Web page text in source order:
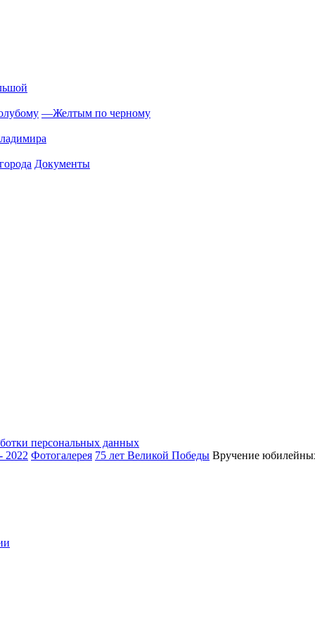
—Желтым по черному
Документы
персональных данных
2022 Фотогалерея 75 лет Великой Победы Вручение